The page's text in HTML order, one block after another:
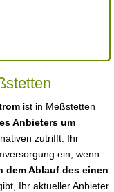
ist in Meßstetten
Anbieters um
zutrifft. Ihr
ein, wenn
dem Ablauf des einen
Ihr aktueller Anbieter